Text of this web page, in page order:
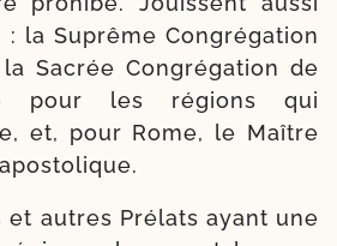
la Suprême Congrégation
Sacrée Congrégation de
pour les régions qui
et, pour Rome, le Maître
et autres Prélats ayant une